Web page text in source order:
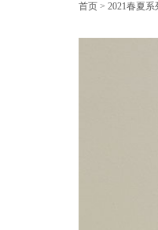
首页 > 2021春夏系